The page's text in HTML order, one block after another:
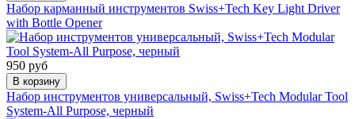
Набор карманный инструментов Swiss+Tech Key Light Driver
with Bottle Opener
950 руб
В корзину
Набор инструментов универсальный, Swiss+Tech Modular Tool
System-All Purpose, черный